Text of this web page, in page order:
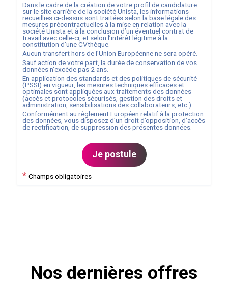
Dans le cadre de la création de votre profil de candidature
sur le site carrière de la sociétéUnista , les informations
recueillies ci-dessus sont traitées selon la base légale des
mesures précontractuelles à la mise en relation avec la
sociétéUnista et à la conclusion d’un éventuel contrat de
travail avec celle-ci, et selon l’intérêt légitime à la
constitution d’une CVthèque.
Aucun transfert hors de l’Union Européenne ne sera opéré.
Sauf action de votre part, la durée de conservation de vos
données n’excède pas 2 ans.
En application des standards et des politiques de sécurité
(PSSI) en vigueur, les mesures techniques efficaces et
optimales sont appliquées aux traitements des données
(accès et protocoles sécurisés, gestion des droits et
administration, sensibilisations des collaborateurs, etc.).
Conformément au règlement Européen relatif à la protection
des données, vous disposez d’un droit d’opposition, d’accès
de rectification, de suppression des présentes données.
Je postule
* Champs obligatoires
Nos dernières offres